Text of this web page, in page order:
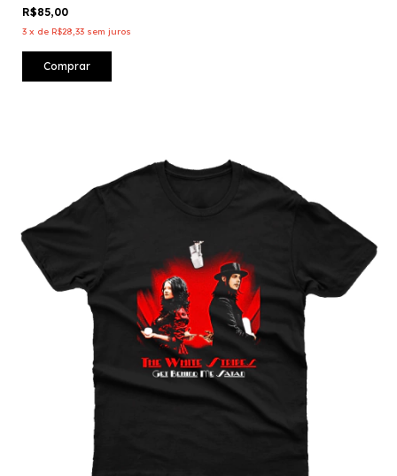
R$85,00
3 x de R$28,33 sem juros
Comprar